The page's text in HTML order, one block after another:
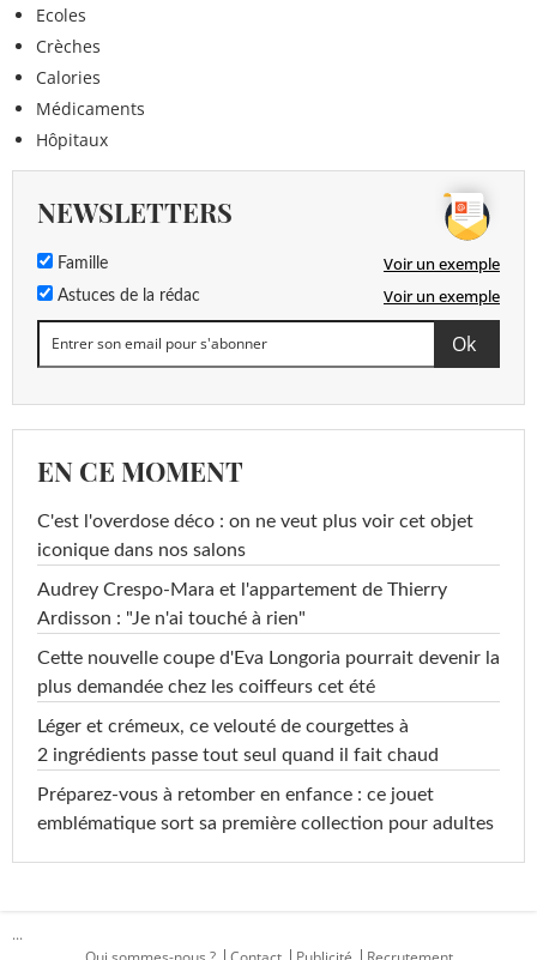
Ecoles
Crèches
Calories
Médicaments
Hôpitaux
NEWSLETTERS
Famille Voir un exemple
Astuces de la rédac Voir un exemple
EN CE MOMENT
C'est l'overdose déco : on ne veut plus voir cet objet
iconique dans nos salons
Audrey Crespo-Mara et l'appartement de Thierry
Ardisson : "Je n'ai touché à rien"
Cette nouvelle coupe d'Eva Longoria pourrait devenir la
plus demandée chez les coiffeurs cet été
Léger et crémeux, ce velouté de courgettes à
2 ingrédients passe tout seul quand il fait chaud
Préparez-vous à retomber en enfance : ce jouet
emblématique sort sa première collection pour adultes
...